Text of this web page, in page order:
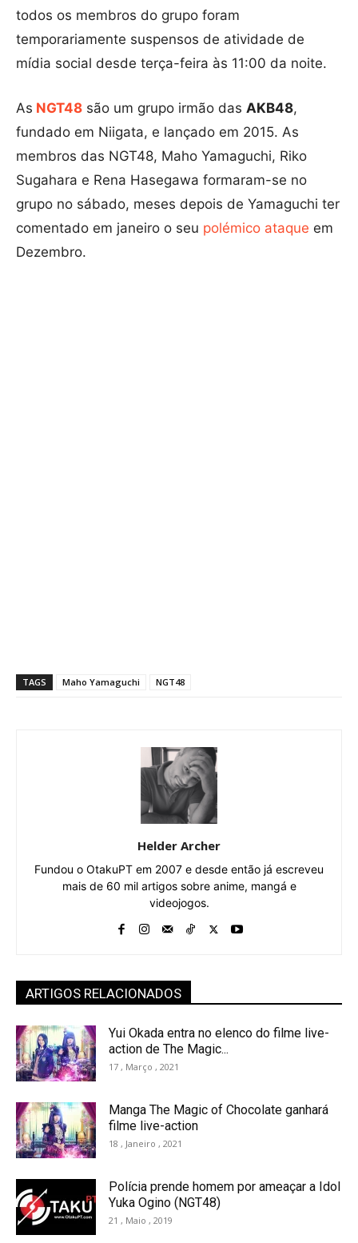
todos os membros do grupo foram
temporariamente suspensos de atividade de
mídia social desde terça-feira às 11:00 da noite.
As NGT48 são um grupo irmão das AKB48,
fundado em Niigata, e lançado em 2015. As
membros das NGT48, Maho Yamaguchi, Riko
Sugahara e Rena Hasegawa formaram-se no
grupo no sábado, meses depois de Yamaguchi ter
comentado em janeiro o seu polémico ataque em
Dezembro.
TAGS Maho Yamaguchi NGT48
Helder Archer
Fundou o OtakuPT em 2007 e desde então já escreveu
mais de 60 mil artigos sobre anime, mangá e
videojogos.
ARTIGOS RELACIONADOS
Yui Okada entra no elenco do filme live-
action de The Magic...
17 , Março , 2021
Manga The Magic of Chocolate ganhará
filme live-action
18 , Janeiro , 2021
Polícia prende homem por ameaçar a Idol
Yuka Ogino (NGT48)
21 , Maio , 2019